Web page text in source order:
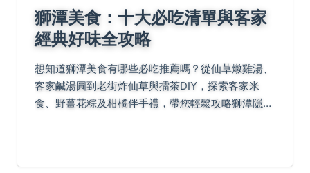
獅潭美食：十大必吃清單與客家
經典好味全攻略
想知道獅潭美食有哪些必吃推薦嗎？從仙草燉雞湯、
客家鹹湯圓到老街炸仙草與擂茶DIY，探索客家米
食、野薑花粽及柑橘伴手禮，帶您輕鬆攻略獅潭隱藏